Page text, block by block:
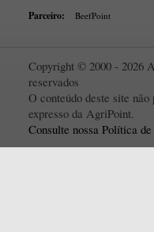
Parceiro: BeefPoint
Copyright © 2000 - 2026
reservados
O conteúdo deste site
expresso da AgriPoint.
Consulte nossa Política